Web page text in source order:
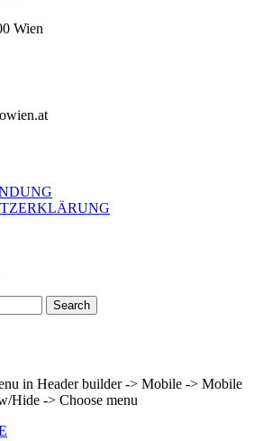
Wien
Search
in Header builder -> Mobile -> Mobile
Hide -> Choose menu